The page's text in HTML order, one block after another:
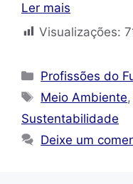
Ler mais
Visualizações:
Categorias
Profissões do
Tags
Meio Ambiente,
Sustentabilidade
Deixe um